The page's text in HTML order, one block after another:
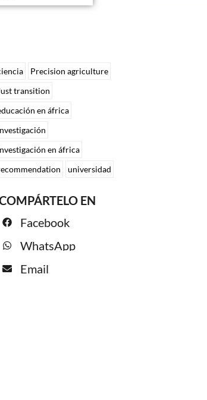
Precision agriculture
transition
en áfrica
en áfrica
universidad
EN
Facebook
WhatsApp
Email